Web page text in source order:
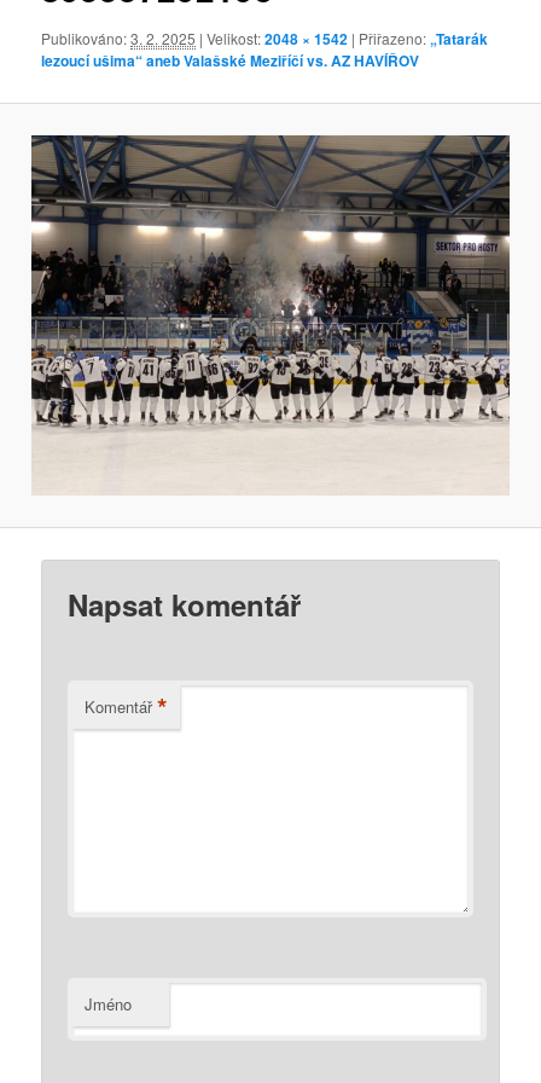
Publikováno:3. 2. 2025 | Velikost:2048 × 1542 | Přiřazeno:„Tatarák
lezoucí ušima“ aneb Valašské Meziříčí vs. AZ HAVÍŘOV
Napsat komentář
Komentář *
Jméno